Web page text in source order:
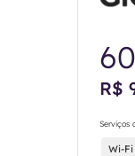
R$
Serviços
Wi-